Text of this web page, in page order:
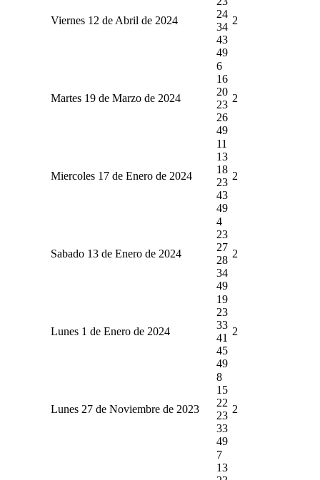
Viernes 12 de Abril de 2024
24
34
43
49
2
Martes 19 de Marzo de 2024
6
16
20
23
26
49
2
Miercoles 17 de Enero de 2024
11
13
18
23
43
49
2
Sabado 13 de Enero de 2024
4
23
27
28
34
49
2
Lunes 1 de Enero de 2024
19
23
33
41
45
49
2
Lunes 27 de Noviembre de 2023
8
15
22
23
33
49
2
7
13